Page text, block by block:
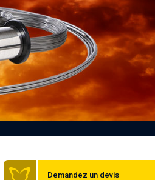
Demandez un devis